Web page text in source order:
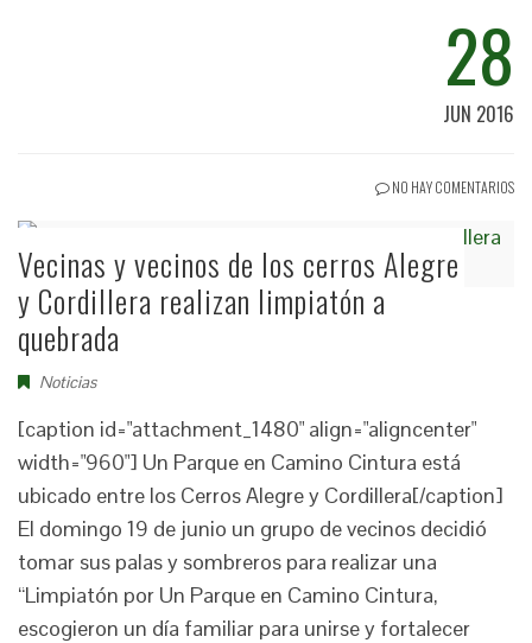
28
JUN 2016
NO HAY COMENTARIOS
Vecinas y vecinos de los cerros Alegre
y Cordillera realizan limpiatón a
quebrada
Noticias
[caption id="attachment_1480" align="aligncenter"
width="960"] Un Parque en Camino Cintura está
ubicado entre los Cerros Alegre y Cordillera[/caption]
El domingo 19 de junio un grupo de vecinos decidió
tomar sus palas y sombreros para realizar una
“Limpiatón por Un Parque en Camino Cintura,
escogieron un día familiar para unirse y fortalecer